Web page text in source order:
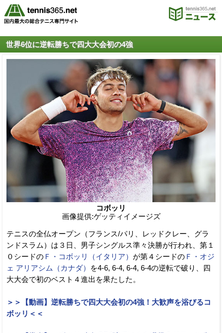
世界6位に逆転勝ちで四大大会初の4強
コボッリ
画像提供:ゲッティイメージズ
テニスの全仏オープン（フランス/パリ、レッドクレー、グラ
ンドスラム）は３日、男子シングルス準々決勝が行われ、第１
０シードの Ｆ・コボッリ（イタリア） が第４シードの Ｆ・オジ
ェ アリアシム（カナダ）
を4-6, 6-4, 6-4, 6-4の逆転で破り、四
大大会で初のベスト４進出を果たした。
＞＞【動画】逆転勝ちで四大大会初の4強！大歓声を浴びるコ
ボッリ＜＜